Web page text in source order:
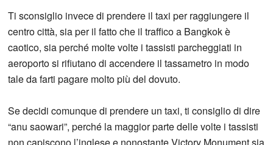
Ti sconsiglio invece di prendere il taxi per raggiungere il
centro città, sia per il fatto che il traffico a Bangkok è
caotico, sia perché molte volte i tassisti parcheggiati in
aeroporto si rifiutano di accendere il tassametro in modo
tale da farti pagare molto più del dovuto.
Se decidi comunque di prendere un taxi, ti consiglio di dire
“anu saowari”, perché la maggior parte delle volte i tassisti